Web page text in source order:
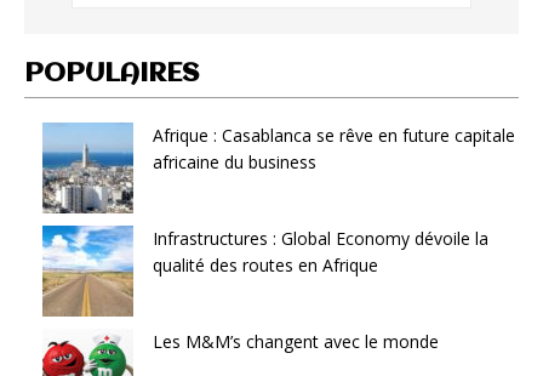
POPULAIRES
Afrique : Casablanca se rêve en future capitale
africaine du business
Infrastructures : Global Economy dévoile la
qualité des routes en Afrique
Les M&M’s changent avec le monde